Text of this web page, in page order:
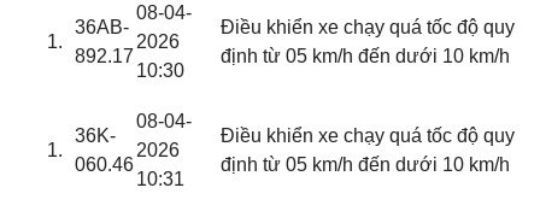
36AB-
892.17
08-04-
2026
10:30
Điều khiển xe chạy quá tốc độ quy
định từ 05 km/h đến dưới 10 km/h
36K-
060.46
08-04-
2026
10:31
Điều khiển xe chạy quá tốc độ quy
định từ 05 km/h đến dưới 10 km/h